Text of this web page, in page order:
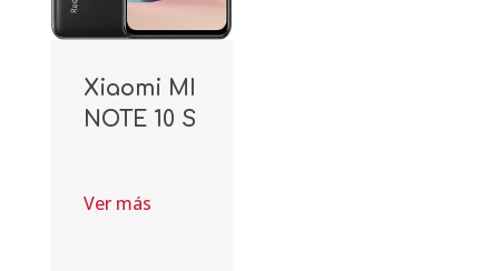
Xiaomi MI
NOTE 10 S
Ver más